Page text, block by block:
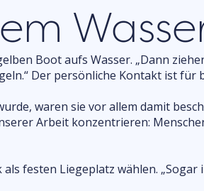
Boot aufs Wasser. „Dann
Der persönliche Kontakt ist für
waren sie vor allem damit
Arbeit konzentrieren:
festen Liegeplatz wählen. „Sogar